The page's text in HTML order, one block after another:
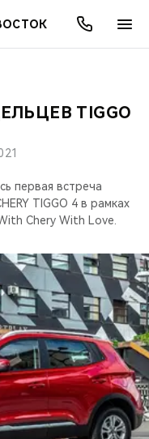
TIGGO
первая встреча
TIGGO 4 в рамках
Chery With Love.